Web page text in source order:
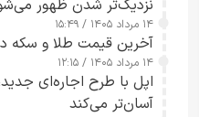
نزدیک‌تر شدن ظهور
۱۴ مرداد ۱۴۰۵ / ۱۵:۴۹
آخرین قیمت طلا و سکه در 14 مرداد+
۱۴ مرداد ۱۴۰۵ / ۱۲:۱۵
اپل با طرح اجاره‌ای
آسان‌تر می‌کند